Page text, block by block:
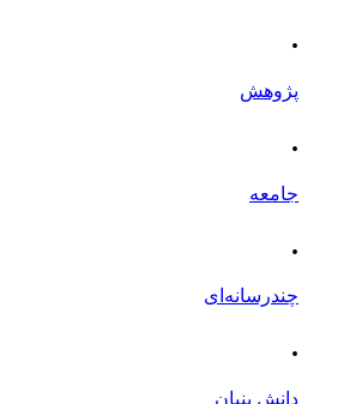
.
پژوهش
.
جامعه
.
چندرسانه‌ای
.
دانش بنیان